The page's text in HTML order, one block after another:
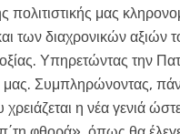
πολιτιστικής μας
των διαχρονικών αξιών
Υπηρετώντας την
Συμπληρώνοντας,
η νέα γενιά